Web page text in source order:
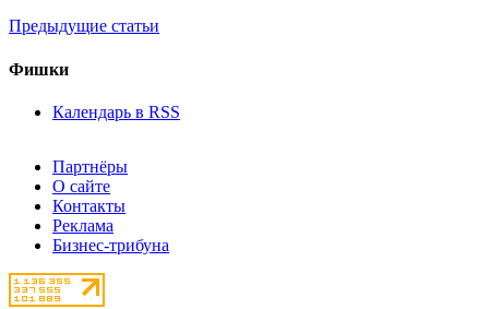
Предыдущие статьи
Фишки
Календарь в RSS
Партнёры
О сайте
Контакты
Реклама
Бизнес-трибуна